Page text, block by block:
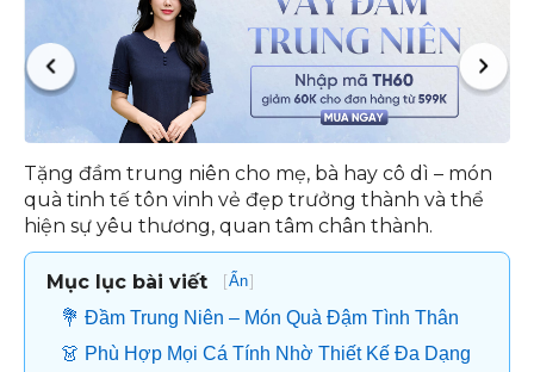
Tặng đầm trung niên cho mẹ, bà hay cô dì – món
quà tinh tế tôn vinh vẻ đẹp trưởng thành và thể
hiện sự yêu thương, quan tâm chân thành.
Mục lục bài viết [Ẩn]
💐 Đầm Trung Niên – Món Quà Đậm Tình Thân
👗 Phù Hợp Mọi Cá Tính Nhờ Thiết Kế Đa Dạng